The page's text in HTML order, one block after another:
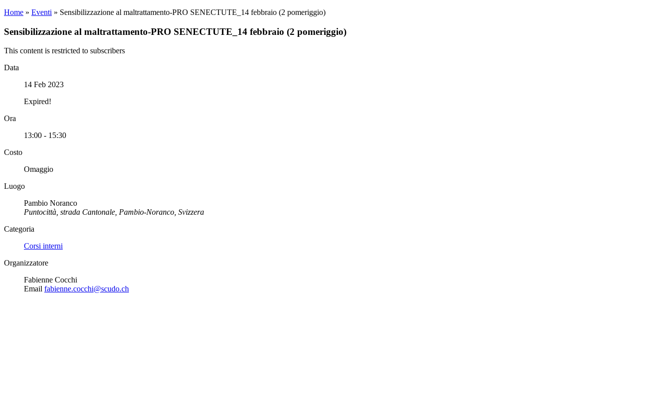
Home » Eventi » Sensibilizzazione al maltrattamento-PRO SENECTUTE_14 febbraio (2 pomeriggio)
Sensibilizzazione al maltrattamento-PRO SENECTUTE_14 febbraio (2 pomeriggio)
This content is restricted to subscribers
Data
14 Feb 2023
Expired!
Ora
13:00 - 15:30
Costo
Omaggio
Luogo
Pambio Noranco
Puntocittà, strada Cantonale, Pambio-Noranco, Svizzera
Categoria
Corsi interni
Organizzatore
Fabienne Cocchi
Email fabienne.cocchi@scudo.ch